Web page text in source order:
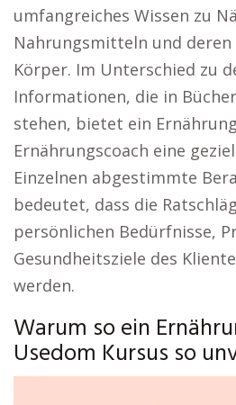
umfangreiches Wissen zu
Nahrungsmitteln und deren
Körper. Im Unterschied zu
Informationen, die in
stehen, bietet ein
Ernährungscoach eine
Einzelnen abgestimmte
bedeutet, dass die
persönlichen Bedürfnisse,
Gesundheitsziele des
werden.
Warum so ein
Usedom Kursus so